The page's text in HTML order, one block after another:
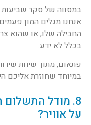
במסווה של סקר שביעות
אנחנו מגלים המון
החבילה שלו, או שהוא
בכלל לא ידע.
פתאום, מתוך שיחת
במיוחד שחוזרת אליכם
8. מודל
על אוויר?